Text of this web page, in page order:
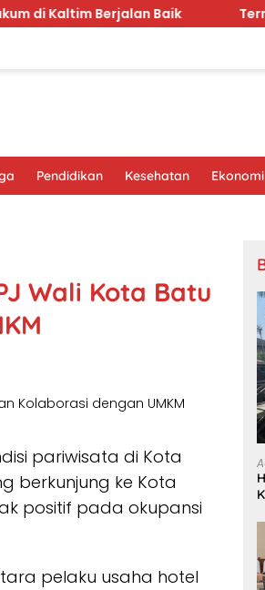
Baik Ternyata RSCM
Pendidikan Kesehatan Ekonomi
Wali Kota Batu
pariwisata di Kota
berkunjung ke Kota
positif pada okupansi
pelaku usaha hotel